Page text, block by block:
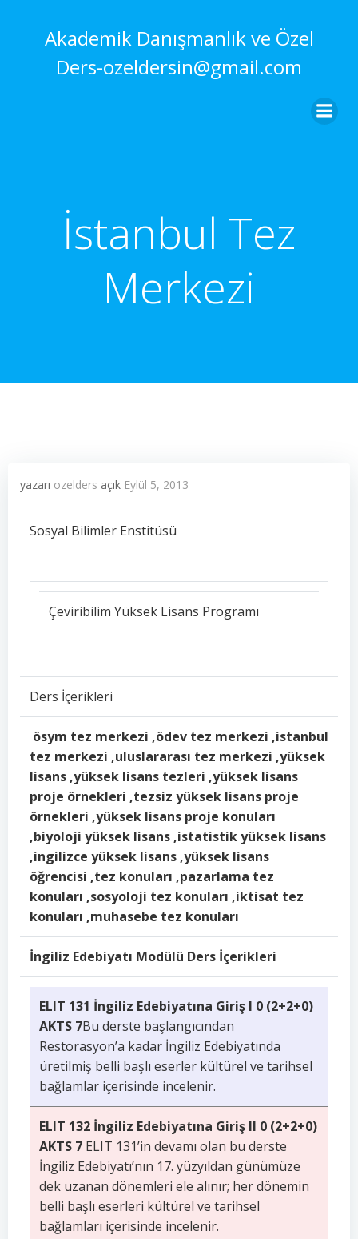
Akademik Danışmanlık ve Özel
Ders-ozeldersin@gmail.com
İstanbul Tez
Merkezi
yazarı ozelders açık Eylül 5, 2013
Sosyal Bilimler Enstitüsü
Çeviribilim Yüksek Lisans Programı
Ders İçerikleri
ösym tez merkezi ,ödev tez merkezi ,istanbul
tez merkezi ,uluslararası tez merkezi ,yüksek
lisans ,yüksek lisans tezleri ,yüksek lisans
proje örnekleri ,tezsiz yüksek lisans proje
örnekleri ,yüksek lisans proje konuları
,biyoloji yüksek lisans ,istatistik yüksek lisans
,ingilizce yüksek lisans ,yüksek lisans
öğrencisi ,tez konuları ,pazarlama tez
konuları ,sosyoloji tez konuları ,iktisat tez
konuları ,muhasebe tez konuları
İngiliz Edebiyatı Modülü Ders İçerikleri
ELIT 131 İngiliz Edebiyatına Giriş I 0 (2+2+0)
AKTS 7Bu derste başlangıcından
Restorasyon’a kadar İngiliz Edebiyatında
üretilmiş belli başlı eserler kültürel ve tarihsel
bağlamlar içerisinde incelenir.
ELIT 132 İngiliz Edebiyatına Giriş II 0 (2+2+0)
AKTS 7 ELIT 131’in devamı olan bu derste
İngiliz Edebiyatı’nın 17. yüzyıldan günümüze
dek uzanan dönemleri ele alınır; her dönemin
belli başlı eserleri kültürel ve tarihsel
bağlamları içerisinde incelenir.